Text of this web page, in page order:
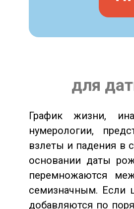
для
График жизни,
нумерологии,
взлеты и падения в
основании даты
перемножаются
семизначным. Если
добавляются по